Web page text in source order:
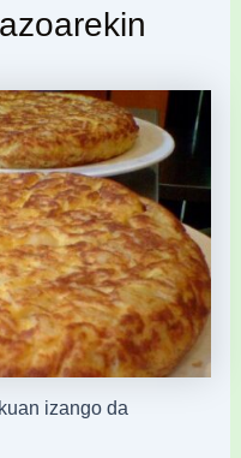
izango da